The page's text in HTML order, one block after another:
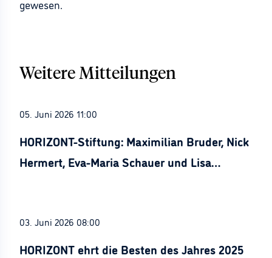
gewesen.
Weitere Mitteilungen
05. Juni 2026 11:00
HORIZONT-Stiftung: Maximilian Bruder, Nick
Hermert, Eva-Maria Schauer und Lisa
03. Juni 2026 08:00
HORIZONT ehrt die Besten des Jahres 2025